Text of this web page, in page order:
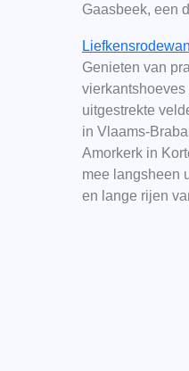
Gaasbeek, een
Genieten van
uitgestrekte
in Vlaams-
Amorkerk in
mee langsheen
en lange rijen